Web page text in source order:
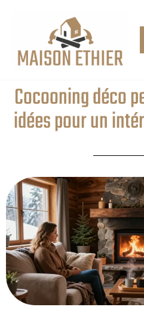
Cocooning déco
idées pour un